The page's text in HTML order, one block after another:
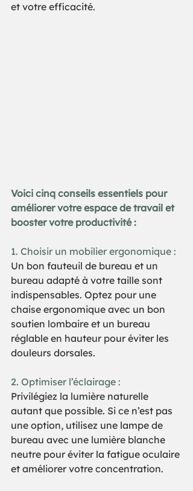
et votre efficacité.
Voici cinq conseils essentiels pour
améliorer votre espace de travail et
booster votre productivité :
1. Choisir un mobilier ergonomique :
Un bon fauteuil de bureau et un
bureau adapté à votre taille sont
indispensables. Optez pour une
chaise ergonomique avec un bon
soutien lombaire et un bureau
réglable en hauteur pour éviter les
douleurs dorsales.
2. Optimiser l’éclairage :
Privilégiez la lumière naturelle
autant que possible. Si ce n’est pas
une option, utilisez une lampe de
bureau avec une lumière blanche
neutre pour éviter la fatigue oculaire
et améliorer votre concentration.